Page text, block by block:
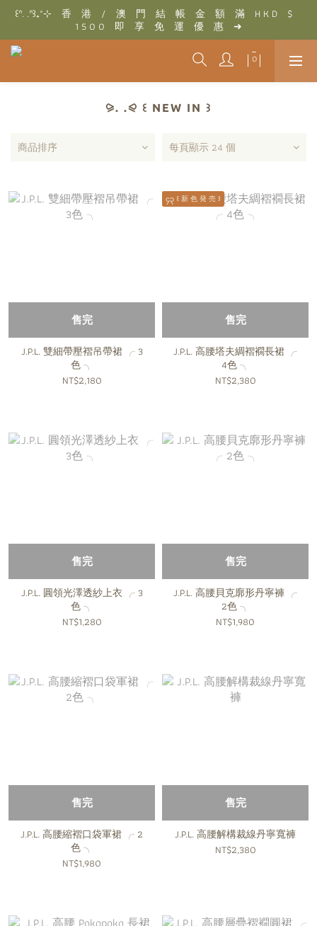
꒰ᐢ. .ᐢ꒱₊˚⊹　結　帳　金　額　滿　T W D　$　3 0 0 0　即　享
免　運　優　惠　➜
꒰ᐢ. .ᐢ꒱₊˚⊹　香　港　/　澳　門　結　帳　金　額　滿　H K D　$
1 5 0 0　即　享　免　運　優　惠　➜
꒰ᐢ. .ᐢ꒱₊˚⊹　結　帳　金　額　滿　T W D　$　3 0 0 0　即　享
免　運　優　惠　➜
⪩. .⪨ ꒰ NEW IN ꒱
商品排序 每頁顯示 24 個
售完
J.P.L. 雙細帶壓褶吊帶裙 ╭ 3
色 ╮
NT$2,180
၄၃ ꒰ 新 色 発 売 ꒱
售完
J.P.L. 高腰塔夫綢褶襉長裙 ╭
4色 ╮
NT$2,380
售完
J.P.L. 圓領光澤透紗上衣 ╭ 3
色 ╮
NT$1,280
售完
J.P.L. 高腰貝克廓形丹寧褲 ╭
2色 ╮
NT$1,980
售完
J.P.L. 高腰縮褶口袋軍裙 ╭ 2
色 ╮
NT$1,980
售完
J.P.L. 高腰解構裁線丹寧寬褲
NT$2,380